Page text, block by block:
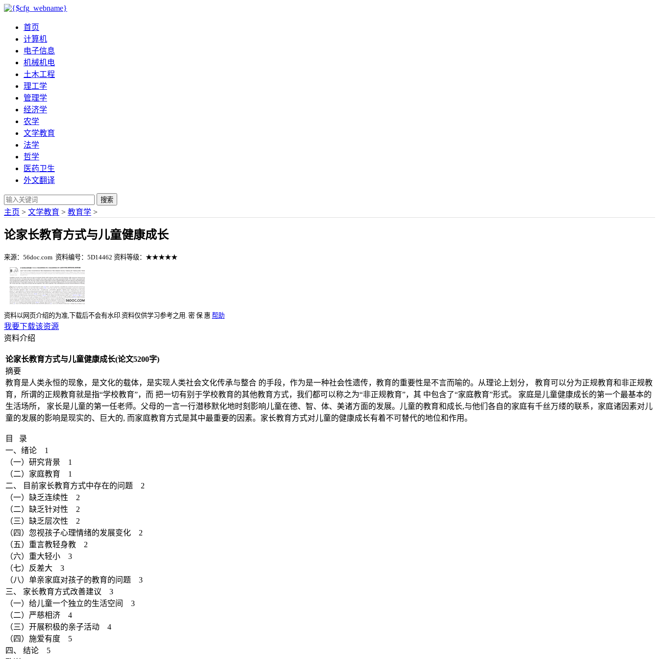
首页
计算机
电子信息
机械机电
土木工程
理工学
管理学
经济学
农学
文学教育
法学
哲学
医药卫生
外文翻译
搜索
主页 > 文学教育 > 教育学 >
论家长教育方式与儿童健康成长
来源：56doc.com 资料编号：5D14462 资料等级：★★★★★
资料以网页介绍的为准,下载后不会有水印.资料仅供学习参考之用. 密 保 惠 帮助
我要下载该资源
资料介绍
论家长教育方式与儿童健康成长(论文5200字)
摘要
教育是人类永恒的现象，是文化的载体，是实现人类社会文化传承与整合 的手段，作为是一种社会性遗传，教育的重要性是不言而喻的。从理论上划分， 教育可以分为正规教育和非正规教
育，所谓的正规教育就是指“学校教育”，而 把一切有别于学校教育的其他教育方式，我们都可以称之为“非正规教育”，其 中包含了“家庭教育”形式。 家庭是儿童健康成长的第一个最基本的
生活场所， 家长是儿童的第一任老师。父母的一言一行潜移默化地时刻影响儿童在德、智、体、美诸方面的发展。儿童的教育和成长,与他们各自的家庭有千丝万缕的联系，家庭诸因素对儿
童的发展的影响是现实的、巨大的, 而家庭教育方式是其中最重要的因素。家长教育方式对儿童的健康成长有着不可替代的地位和作用。
目 录
一、绪论 1
（一）研究背景 1
（二）家庭教育 1
二、 目前家长教育方式中存在的问题 2
（一）缺乏连续性 2
（二）缺乏针对性 2
（三）缺乏层次性 2
（四）忽视孩子心理情绪的发展变化 2
（五）重言教轻身教 2
（六）重大轻小 3
（七）反差大 3
（八）单亲家庭对孩子的教育的问题 3
三、 家长教育方式改善建议 3
（一）给儿童一个独立的生活空间 3
（二）严慈相济 4
（三）开展积极的亲子活动 4
（四）施爱有度 5
四、 结论 5